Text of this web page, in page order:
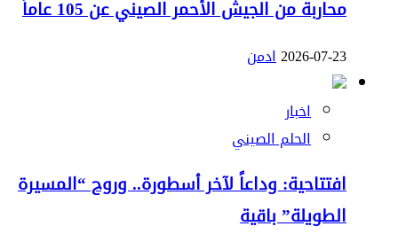
محاربة من الجيش الأحمر الصيني عن 105 عاماً
2026-07-23ادمن
اخبار
الحلم الصيني
افتتاحية: وداعاً لآخر أسطورة.. وروح “المسيرة
الطويلة” باقية